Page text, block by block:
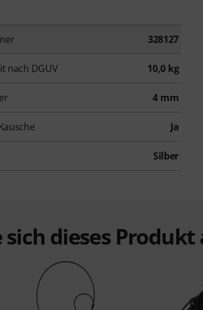
328127
nach DGUV 10,0 kg
4 mm
Ja
Silber
dieses